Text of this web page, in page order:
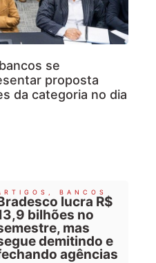
se
proposta
da categoria no dia
BANCOS
lucra R$
bilhões no
mas
demitindo e
agências